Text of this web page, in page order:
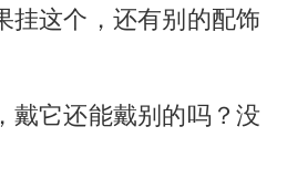
挂这个，还有别的配饰
戴它还能戴别的吗？没